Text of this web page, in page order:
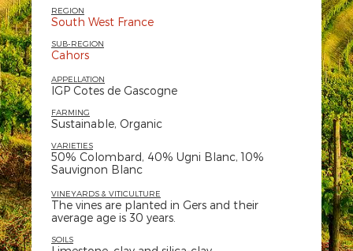
REGION
South West France
SUB-REGION
Cahors
APPELLATION
IGP Cotes de Gascogne
FARMING
Sustainable, Organic
VARIETIES
50% Colombard, 40% Ugni Blanc, 10%
Sauvignon Blanc
VINEYARDS & VITICULTURE
The vines are planted in Gers and their
average age is 30 years.
SOILS